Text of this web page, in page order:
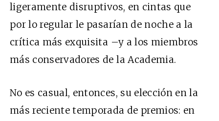
ligeramente disruptivos, en cintas que
por lo regular le pasarían de noche a la
crítica más exquisita –y a los miembros
más conservadores de la Academia.
No es casual, entonces, su elección en la
más reciente temporada de premios: en